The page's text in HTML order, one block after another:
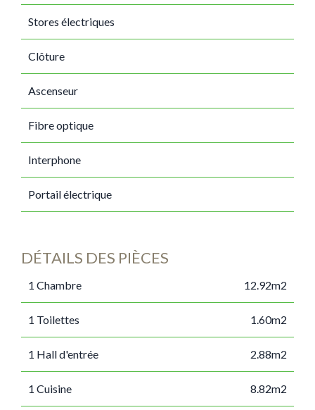
Stores électriques
Clôture
Ascenseur
Fibre optique
Interphone
Portail électrique
DÉTAILS DES PIÈCES
1 Chambre 12.92m2
1 Toilettes 1.60m2
1 Hall d'entrée 2.88m2
1 Cuisine 8.82m2